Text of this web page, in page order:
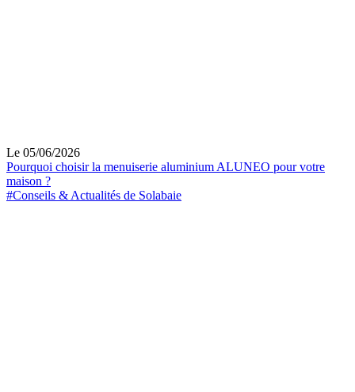
Le 05/06/2026
Pourquoi choisir la menuiserie aluminium ALUNEO pour votre
maison ?
#Conseils & Actualités de Solabaie